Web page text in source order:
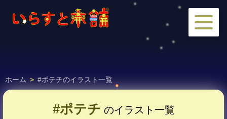
ホーム > #ポテチのイラスト一覧
#ポテチ のイラスト一覧